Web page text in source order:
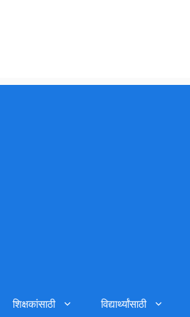
शिक्षकांसाठी विद्यार्थ्यांसाठी